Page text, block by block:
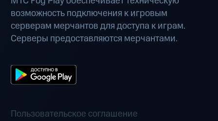
возможность подключения к игровым
серверам мерчантов для доступа к играм.
Серверы предоставляются мерчантами.
Пользовательское соглашение